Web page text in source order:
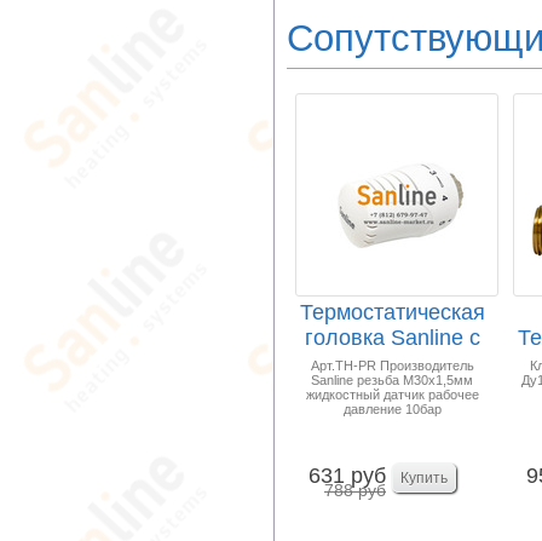
Термостатическая
головка Sanline с
жидкостным д...
Арт.TH-PR Производитель
Sanline резьба М30х1,5мм
жидкостный датчик рабочее
давление 10бар
631 руб
788 руб